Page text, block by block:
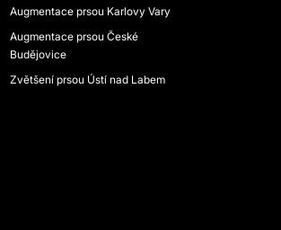
Augmentace prsou Karlovy Vary
Augmentace prsou České
Budějovice
Zvětšení prsou Ústí nad Labem